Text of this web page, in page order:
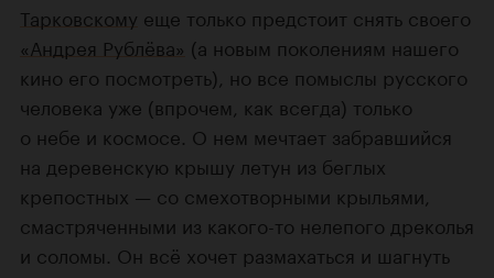
Тарковскому еще только предстоит снять своего
«Андрея Рублёва» (а новым поколениям нашего
кино его посмотреть), но все помыслы русского
человека уже (впрочем, как всегда) только
о небе и космосе. О нем мечтает забравшийся
на деревенскую крышу летун из беглых
крепостных — со смехотворными крыльями,
смастряченными из какого-то нелепого дреколья
и соломы. Он всё хочет размахаться и шагнуть